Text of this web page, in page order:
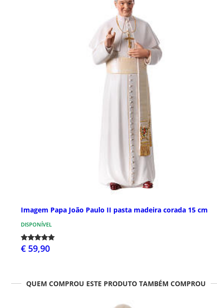
Imagem Papa João Paulo II pasta madeira corada 15 cm
DISPONÍVEL
€ 59,90
QUEM COMPROU ESTE PRODUTO TAMBÉM COMPROU